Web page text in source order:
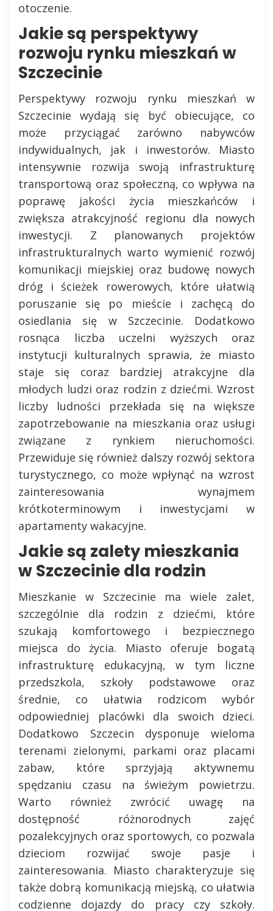
otoczenie.
Jakie są perspektywy
rozwoju rynku mieszkań w
Szczecinie
Perspektywy rozwoju rynku mieszkań w
Szczecinie wydają się być obiecujące, co
może przyciągać zarówno nabywców
indywidualnych, jak i inwestorów. Miasto
intensywnie rozwija swoją infrastrukturę
transportową oraz społeczną, co wpływa na
poprawę jakości życia mieszkańców i
zwiększa atrakcyjność regionu dla nowych
inwestycji. Z planowanych projektów
infrastrukturalnych warto wymienić rozwój
komunikacji miejskiej oraz budowę nowych
dróg i ścieżek rowerowych, które ułatwią
poruszanie się po mieście i zachęcą do
osiedlania się w Szczecinie. Dodatkowo
rosnąca liczba uczelni wyższych oraz
instytucji kulturalnych sprawia, że miasto
staje się coraz bardziej atrakcyjne dla
młodych ludzi oraz rodzin z dziećmi. Wzrost
liczby ludności przekłada się na większe
zapotrzebowanie na mieszkania oraz usługi
związane z rynkiem nieruchomości.
Przewiduje się również dalszy rozwój sektora
turystycznego, co może wpłynąć na wzrost
zainteresowania wynajmem
krótkoterminowym i inwestycjami w
apartamenty wakacyjne.
Jakie są zalety mieszkania
w Szczecinie dla rodzin
Mieszkanie w Szczecinie ma wiele zalet,
szczególnie dla rodzin z dziećmi, które
szukają komfortowego i bezpiecznego
miejsca do życia. Miasto oferuje bogatą
infrastrukturę edukacyjną, w tym liczne
przedszkola, szkoły podstawowe oraz
średnie, co ułatwia rodzicom wybór
odpowiedniej placówki dla swoich dzieci.
Dodatkowo Szczecin dysponuje wieloma
terenami zielonymi, parkami oraz placami
zabaw, które sprzyjają aktywnemu
spędzaniu czasu na świeżym powietrzu.
Warto również zwrócić uwagę na
dostępność różnorodnych zajęć
pozalekcyjnych oraz sportowych, co pozwala
dzieciom rozwijać swoje pasje i
zainteresowania. Miasto charakteryzuje się
także dobrą komunikacją miejską, co ułatwia
codzienne dojazdy do pracy czy szkoły.